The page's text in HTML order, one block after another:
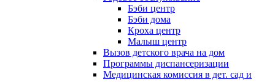
Бэби центр
Бэби дома
Кроха центр
Малыш центр
Вызов детского врача на дом
Программы диспансеризации
Медицинская комиссия в дет. сад и